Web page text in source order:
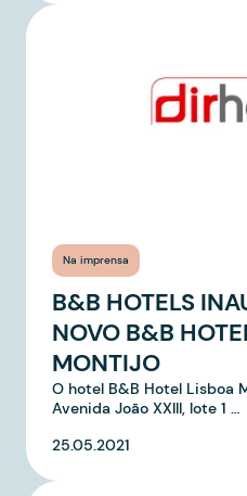
Na imprensa
B&B HOTELS
NOVO B&B
MONTIJO
O hotel B&B Hotel Lisboa
Avenida João XXIII, lote 1 …
25.05.2021